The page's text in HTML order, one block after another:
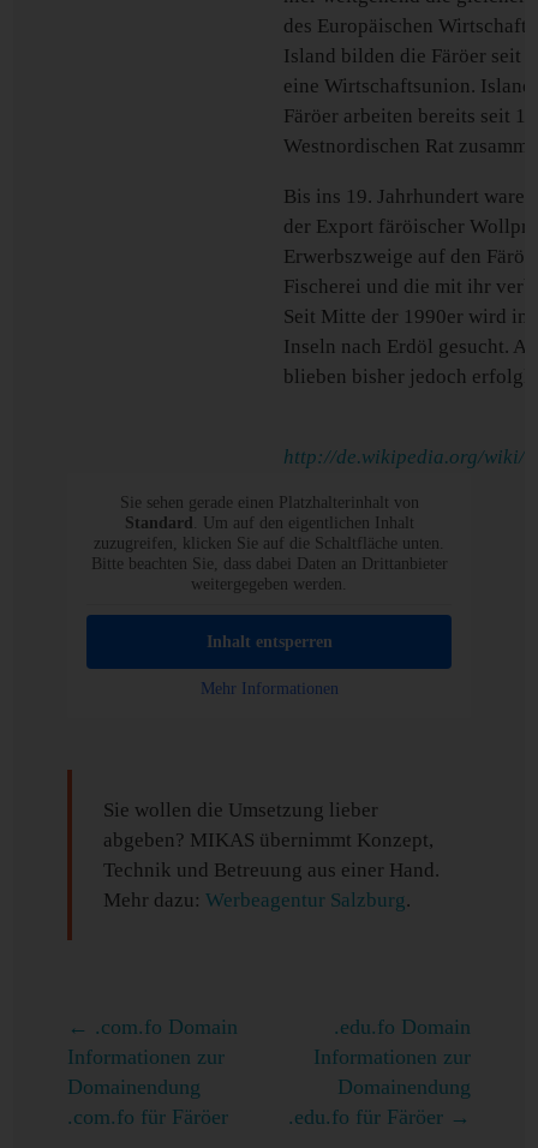
des Europäischen
Island bilden die Färöer seit
eine Wirtschaftsunion.
Färöer arbeiten bereits seit
Westnordischen Rat
Bis ins 19. Jahrhundert
der Export färöischer
Erwerbszweige auf den
Fischerei und die mit ihr
Seit Mitte der 1990er wird in
Inseln nach Erdöl gesucht.
blieben bisher jedoch
http://de.wikipedia.org/wiki/
Sie sehen gerade einen Platzhalterinhalt von
Standard . Um auf den eigentlichen Inhalt
zuzugreifen, klicken Sie auf die Schaltfläche unten.
Bitte beachten Sie, dass dabei Daten an Drittanbieter
weitergegeben werden.
Inhalt entsperren
Mehr Informationen
Sie wollen die Umsetzung lieber
abgeben? MIKAS übernimmt Konzept,
Technik und Betreuung aus einer Hand.
Mehr dazu: Werbeagentur Salzburg.
← .com.fo Domain
Informationen zur
Domainendung
.com.fo für Färöer
.edu.fo Domain
Informationen zur
Domainendung
.edu.fo für Färöer→